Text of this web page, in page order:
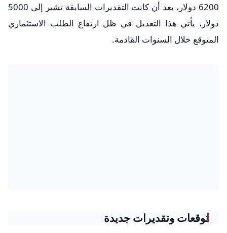
6200 دولار، بعد أن كانت التقديرات السابقة تشير إلى 5000
دولار، يأتي هذا التعديل في ظل ارتفاع الطلب الاستثماري
المتوقع خلال السنوات القادمة.
توقعات وتقديرات جديدة